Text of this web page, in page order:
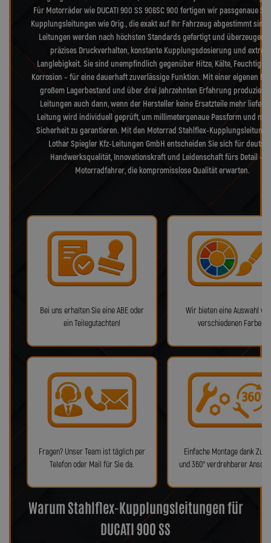
Für Motorräder wie DUCATI 900 SS 906SC 900 fertigen wir passgenaue
Kupplungsleitungen wie Orig., die exakt auf Ihr Fahrzeug abgestimmt sind.
Leitungen werden nach höchsten Standards gefertigt und überzeugen
präzises Druckverhalten, konstante Kupplungsdosierung und
Langlebigkeit. Sie sind unempfindlich gegenüber Hitze, Kälte,
Korrosion – für eine dauerhaft zuverlässige Funktion. Mit einer eigenen
großem Lagerbestand und über drei Jahrzehnten Erfahrung
Leitungen auch dann, wenn der Hersteller keine Ersatzteile mehr liefert.
Leitung wird individuell geprüft, um millimetergenaue Passform und
Sicherheit zu garantieren. Mit den Motorrad Stahlflex-
Lothar Spiegler Kfz-Leitungen GmbH entscheiden Sie sich für
Handwerksqualität, Innovationskraft und Leidenschaft fürs Detail –
Motorradfahrer, die kompromisslose Qualität erwarten.
Bei uns erhalten Sie eine ABE oder
ein Teilegutachten!
Wir bieten eine Auswahl
verschiedenen Farben!
Fragen? Unser Team ist täglich per
Telefon oder Mail für Sie da.
Einfache Montage dank
und 360° verdrehbarer
Warum Stahlflex-Kupplungsleitungen für
DUCATI 900 SS